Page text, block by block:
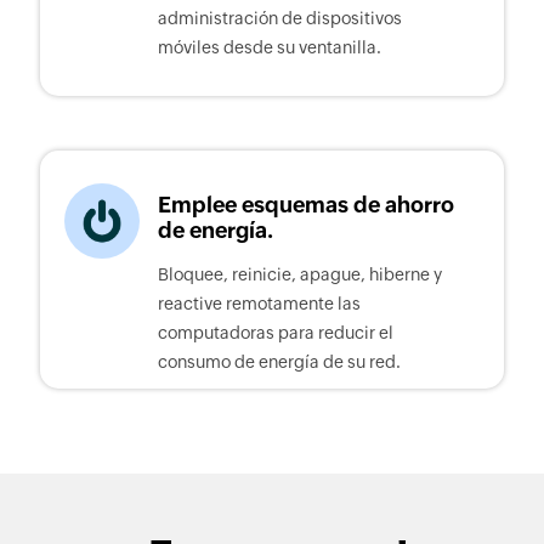
administración de dispositivos
móviles desde su ventanilla.
Emplee esquemas de ahorro
de energía.
Bloquee, reinicie, apague, hiberne y
reactive remotamente las
computadoras para reducir el
consumo de energía de su red.